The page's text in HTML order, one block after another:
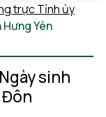
trực Tỉnh ủy
Yên
sinh
Đôn